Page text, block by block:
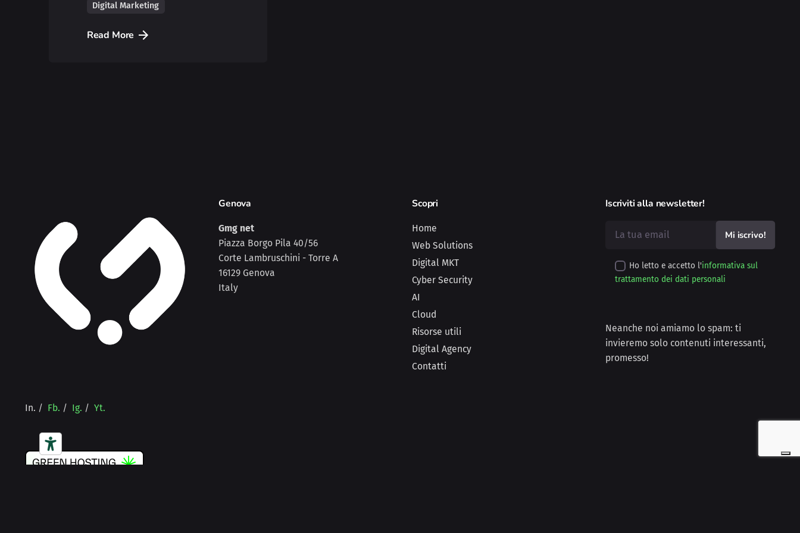
Digital Marketing
Read More
In. / Fb. / Ig. / Yt.
Genova
Gmg net
Piazza Borgo Pila 40/56
Corte Lambruschini - Torre A
16129 Genova
Italy
Scopri
Home
Web Solutions
Digital MKT
Cyber Security
AI
Cloud
Risorse utili
Digital Agency
Contatti
Iscriviti alla newsletter!
Ho letto e accetto l'informativa sul
trattamento dei dati personali
Neanche noi amiamo lo spam: ti
invieremo solo contenuti interessanti,
promesso!